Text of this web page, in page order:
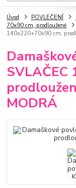
Úvod POVLEČENÍ
70x90 cm, prodloužené
140x220+70x90 cm,
SVLAČEC
MODRÁ